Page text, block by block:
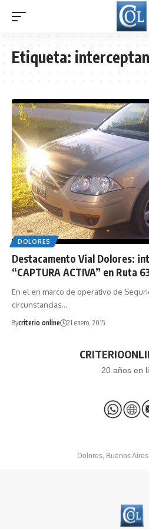
Etiqueta:interceptan
DOLORES
Destacamento Vial Dolores:
“CAPTURA ACTIVA” en Ruta
En el en marco de operativo de
circunstancias…
Bycriterio online 21 enero, 2015
20 años en
Dolores, Buenos